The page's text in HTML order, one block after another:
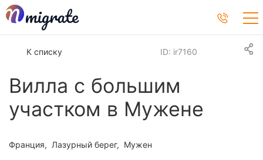
К списку
Вилла с большим
участком в Мужене
ID: ir7160
Франция Лазурный берег Мужен